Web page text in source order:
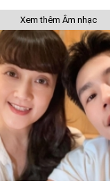
Xem thêm Âm nhạc